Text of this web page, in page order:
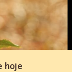
hoje